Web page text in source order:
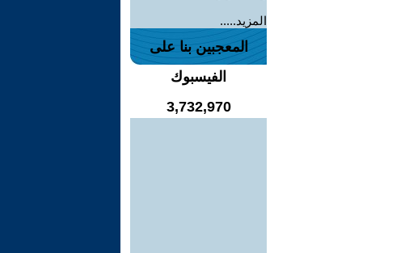
المزيد.....
المعجبين بنا على
الفيسبوك
3,732,970